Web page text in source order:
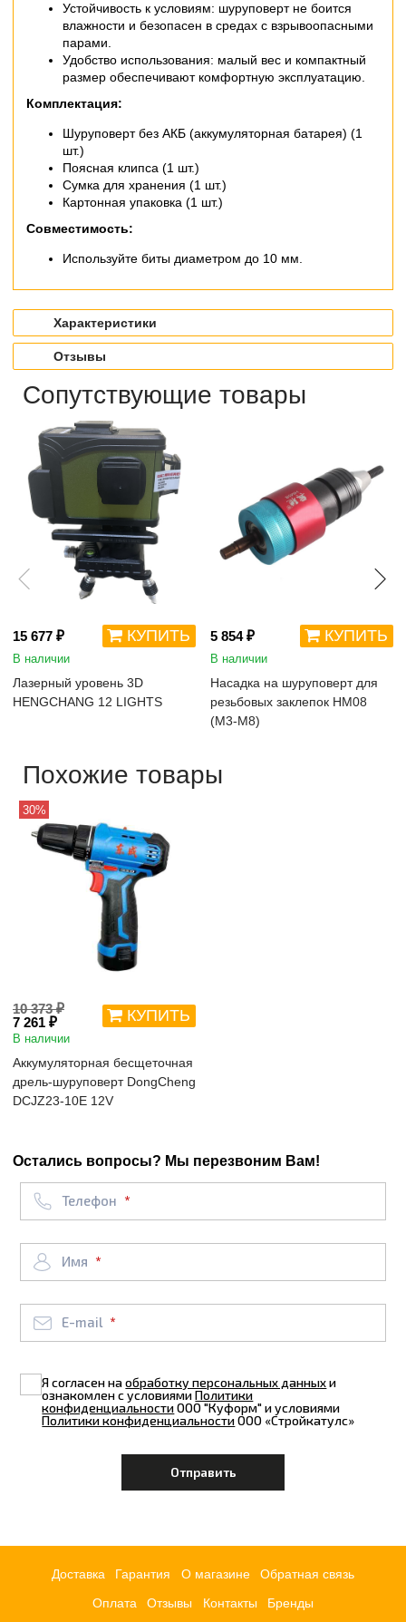
Устойчивость к условиям: шуруповерт не боится
влажности и безопасен в средах с взрывоопасными
парами.
Удобство использования: малый вес и компактный
размер обеспечивают комфортную эксплуатацию.
Комплектация:
Шуруповерт без АКБ (аккумуляторная батарея) (1
шт.)
Поясная клипса (1 шт.)
Сумка для хранения (1 шт.)
Картонная упаковка (1 шт.)
Совместимость:
Используйте биты диаметром до 10 мм.
Характеристики
Отзывы
Сопутствующие товары
15 677 ₽ КУПИТЬ
В наличии
Лазерный уровень 3D
HENGCHANG 12 LIGHTS
5 854 ₽ КУПИТЬ
В наличии
Насадка на шуруповерт для
резьбовых заклепок HM08
(М3-М8)
Похожие товары
30%
10 373 ₽
7 261 ₽
КУПИТЬ
В наличии
Аккумуляторная бесщеточная
дрель-шуруповерт DongCheng
DCJZ23-10E 12V
Остались вопросы? Мы перезвоним Вам!
Телефон
Имя
E-mail
Я согласен наобработку персональных данныхи
ознакомлен с условиямиПолитики
конфиденциальностиООО "Куформ" и условиями
Политики конфиденциальностиООО «Стройкатулс»
Доставка Гарантия О магазине Обратная связь
Оплата Отзывы Контакты Бренды